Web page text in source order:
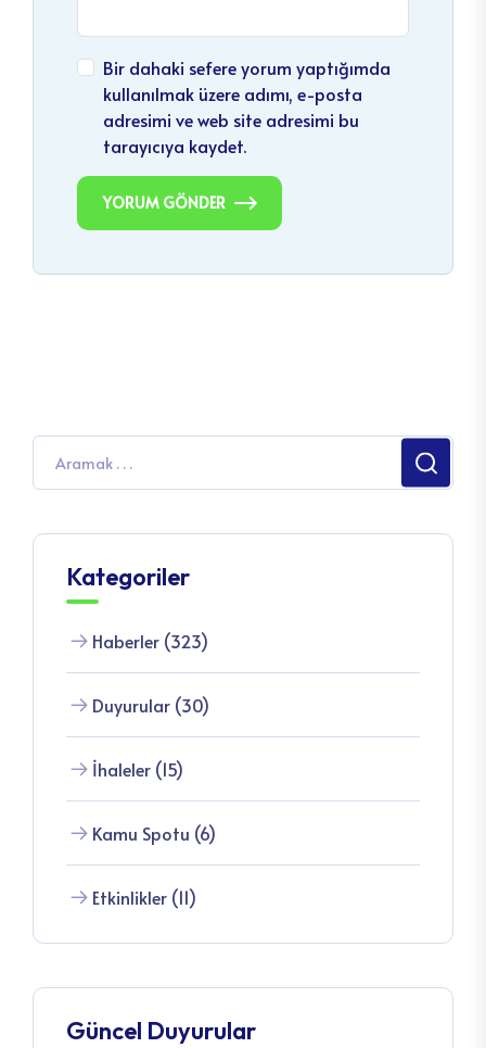
Bir dahaki sefere yorum yaptığımda
kullanılmak üzere adımı, e-posta
adresimi ve web site adresimi bu
tarayıcıya kaydet.
YORUM GÖNDER
Kategoriler
Haberler (323)
Duyurular (30)
İhaleler (15)
Kamu Spotu (6)
Etkinlikler (11)
Güncel Duyurular